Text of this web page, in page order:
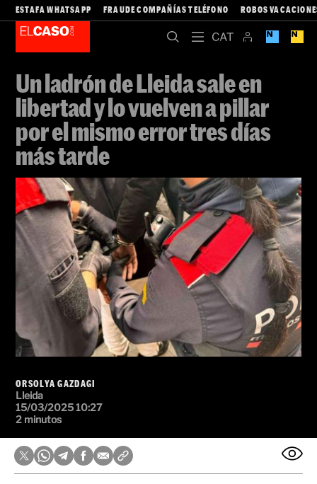
ESTAFA WHATSAPP FRAUDE COMPAÑÍAS TELÉFONO ROBOS
Un ladrón de Lleida sale en
libertad y lo vuelven a pillar
por el mismo error tres días
más tarde
ORSOLYA GAZDAGI
Lleida
15/03/2025 10:27
2 minutos